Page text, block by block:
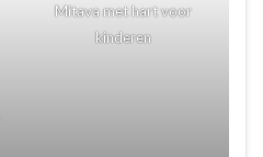
Mitava met hart voor
kinderen